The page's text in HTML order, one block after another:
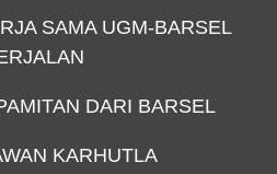
SAMA UGM-BARSEL
DARI BARSEL
KARHUTLA